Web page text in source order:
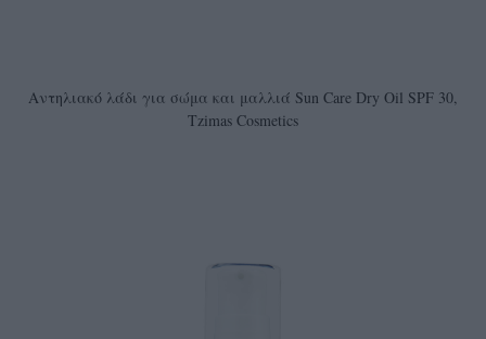
Αντηλιακό λάδι για σώμα και μαλλιά Sun Care Dry Oil SPF 30,
Tzimas Cosmetics